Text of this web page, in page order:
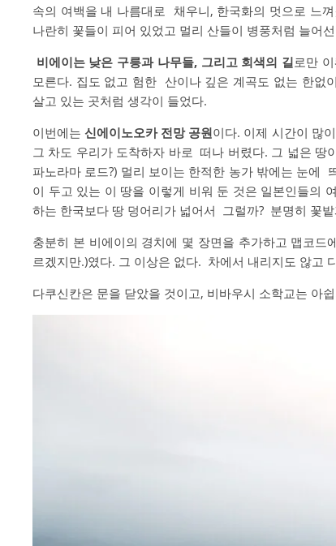
속의 여백을 내 나름대로 채우니, 한국화의 멋으로 느
나란히 꽃들이 피어 있었고 멀리 산들이 병풍처럼 늘어
비에이는 낮은 구릉과 나무들, 그리고 회색의 길로만
모른다. 집도 없고 험한 산이나 깊은 계곡도 없는 한없
살고 있는 곳처럼 생각이 들었다.
이번에는신에이노오카 전망 공원이다. 이제 시간이 많
그 차도 우리가 도착하자 바로 떠나 버렸다. 그 넓은 땅
파노라마 로드?) 멀리 보이는 한적한 농가 밖에는 눈에
이 두고 있는 이 땅을 이렇게 비워 둔 것은 일본인들의
하는 한국보다 땅 덩어리가 넓어서 그럴까? 분명히 꽃
충분히 본 비에이의 경치에 몇 장면을 추가하고 맵코
르겠지만.)였다. 그 이상은 없다. 차에서 내리지도 않고
다쿠신칸은 문을 닫았을 것이고, 비바우시 소학교는 아